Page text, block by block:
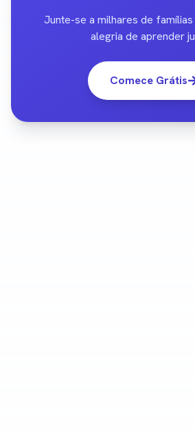
Junte-se a milhares de
alegria de aprender
Comece Grátis